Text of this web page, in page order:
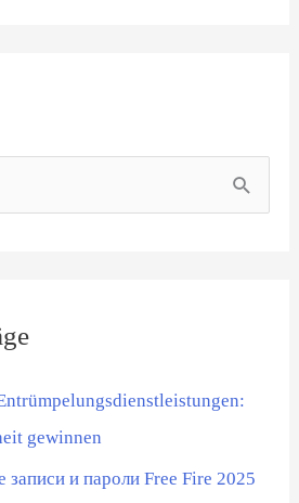
gewinnen
записи и пароли Free Fire 2025